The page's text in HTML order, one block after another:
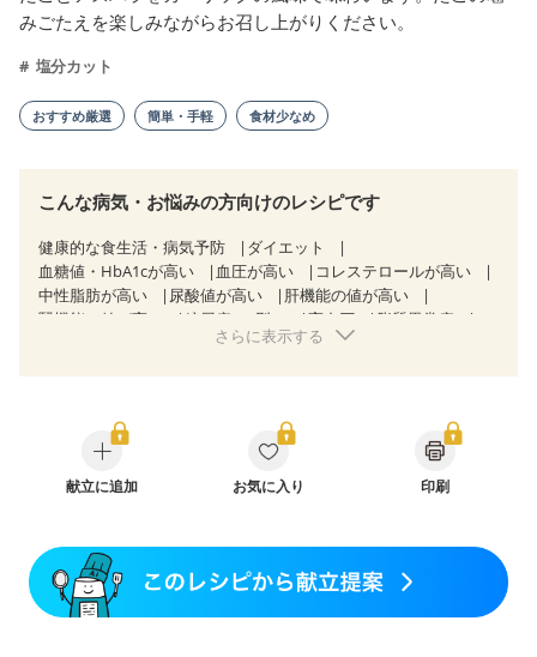
みごたえを楽しみながらお召し上がりください。
塩分カット
おすすめ厳選 簡単・手軽 食材少なめ
こんな病気・お悩みの方向けのレシピです
健康的な食生活・病気予防
ダイエット
血糖値・HbA1cが高い
血圧が高い
コレステロールが高い
中性脂肪が高い
尿酸値が高い
肝機能の値が高い
腎機能の値が高い
糖尿病（2型） 高血圧
脂質異常症
胃ポリープ 逆流性食道炎
CKD（ステージ２）
CKD（ステージ３a）
CKD（ステージ３b）
乳がん（抗がん剤治療中）
乳がん（ホルモン療法中）
乳がん（放射線治療中）
妊婦健診・体重増加が気になる（初期）
妊婦健診・血圧が気になる（初期）
妊婦健診・血糖値が気になる（初期）
さらに表示する
献立に追加 お気に入り 印刷